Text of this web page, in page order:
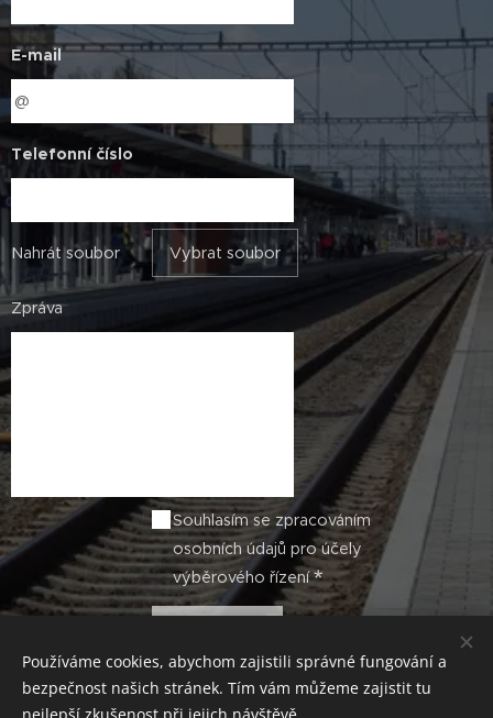
E-mail
Telefonní číslo
Nahrát soubor Vybrat soubor
Zpráva
Souhlasím se zpracováním
osobních údajů pro účely
výběrového řízení
Používáme cookies, abychom zajistili správné fungování a
bezpečnost našich stránek. Tím vám můžeme zajistit tu